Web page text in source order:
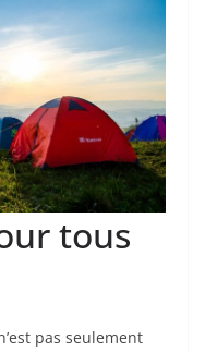
tous
pas seulement